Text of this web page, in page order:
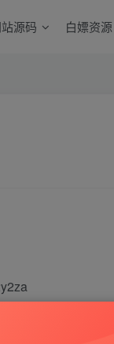
源码 白嫖资源